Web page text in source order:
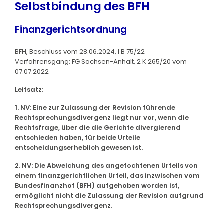
Selbstbindung des BFH
Finanzgerichtsordnung
BFH, Beschluss vom 28.06.2024, I B 75/22
Verfahrensgang: FG Sachsen-Anhalt, 2 K 265/20 vom
07.07.2022
Leitsatz:
1. NV: Eine zur Zulassung der Revision führende
Rechtsprechungsdivergenz liegt nur vor, wenn die
Rechtsfrage, über die die Gerichte divergierend
entschieden haben, für beide Urteile
entscheidungserheblich gewesen ist.
2. NV: Die Abweichung des angefochtenen Urteils von
einem finanzgerichtlichen Urteil, das inzwischen vom
Bundesfinanzhof (BFH) aufgehoben worden ist,
ermöglicht nicht die Zulassung der Revision aufgrund
Rechtsprechungsdivergenz.